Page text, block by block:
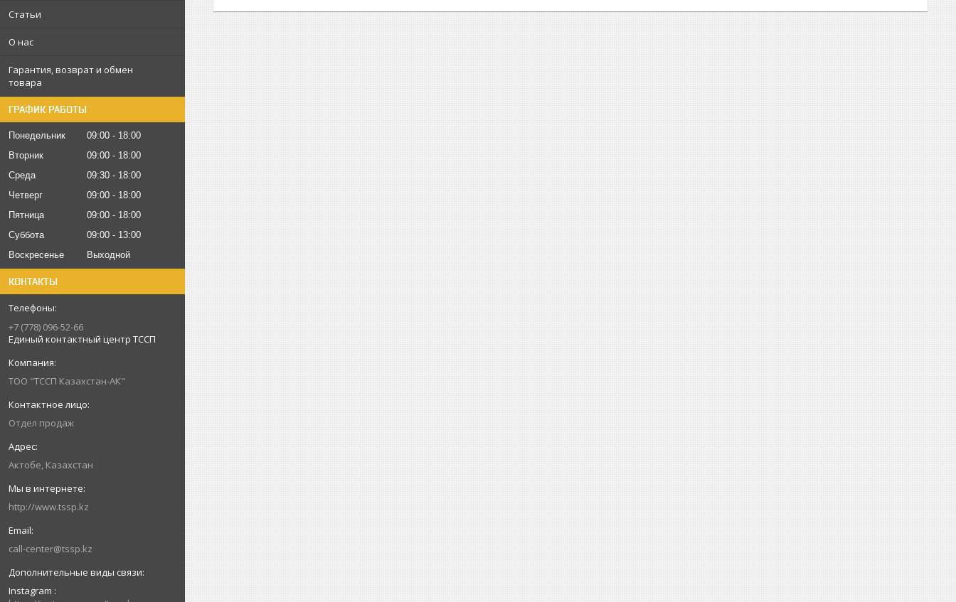
Статьи
О нас
Гарантия, возврат и обмен
товара
ГРАФИК РАБОТЫ
Понедельник 09:00
18:00
Вторник
09:00
18:00
Среда
09:30
18:00
Четверг
09:00
18:00
Пятница
09:00
18:00
Суббота
09:00
13:00
Воскресенье
Выходной
КОНТАКТЫ
+7 (778) 096-52-66
Единый контактный центр ТССП
ТОО "ТССП Казахстан-АК"
Отдел продаж
Актобе, Казахстан
http://www.tssp.kz
call-center@tssp.kz
Instagram